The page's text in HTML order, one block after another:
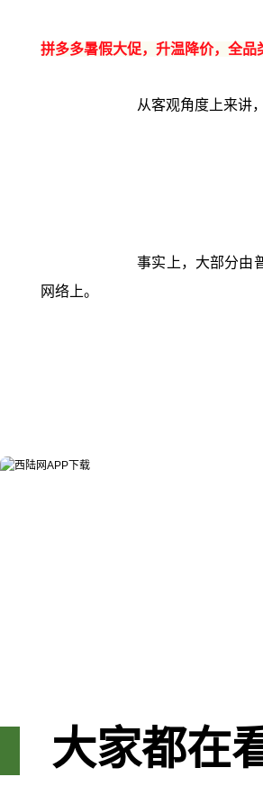
拼多多暑假大促，升温降价，全
从客观角度上来讲
事实上，大部分由
网络上。
大家都在